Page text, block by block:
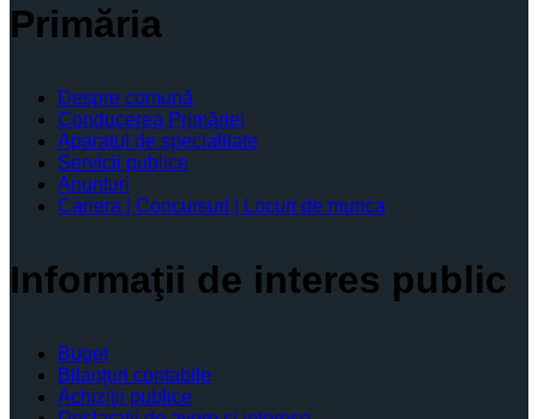
Primăria
Despre comună
Conducerea Primăriei
Aparatul de specialitate
Servicii publice
Anunturi
Cariera | Concursuri | Locuri de munca
Informaţii de interes public
Buget
Bilanţuri contabile
Achiziţii publice